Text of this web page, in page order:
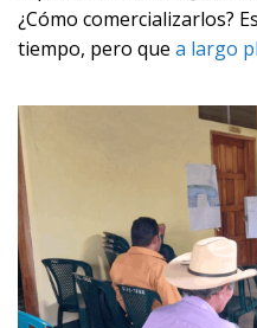
¿Cómo comercializarlos?
tiempo, pero que a largo